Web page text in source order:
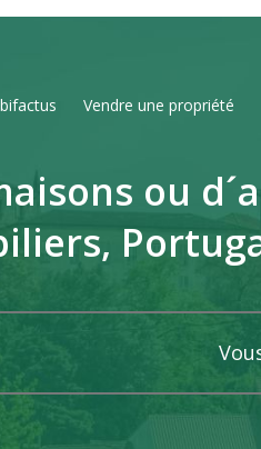
Vendre une propriété
ou